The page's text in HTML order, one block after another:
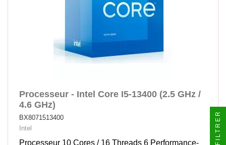
Processeur - Intel Core I5-13400 (2.5 GHz /
4.6 GHz)
BX8071513400
Intel
Processeur 10 Cores / 16 Threads 6 Performance-
FILTRER